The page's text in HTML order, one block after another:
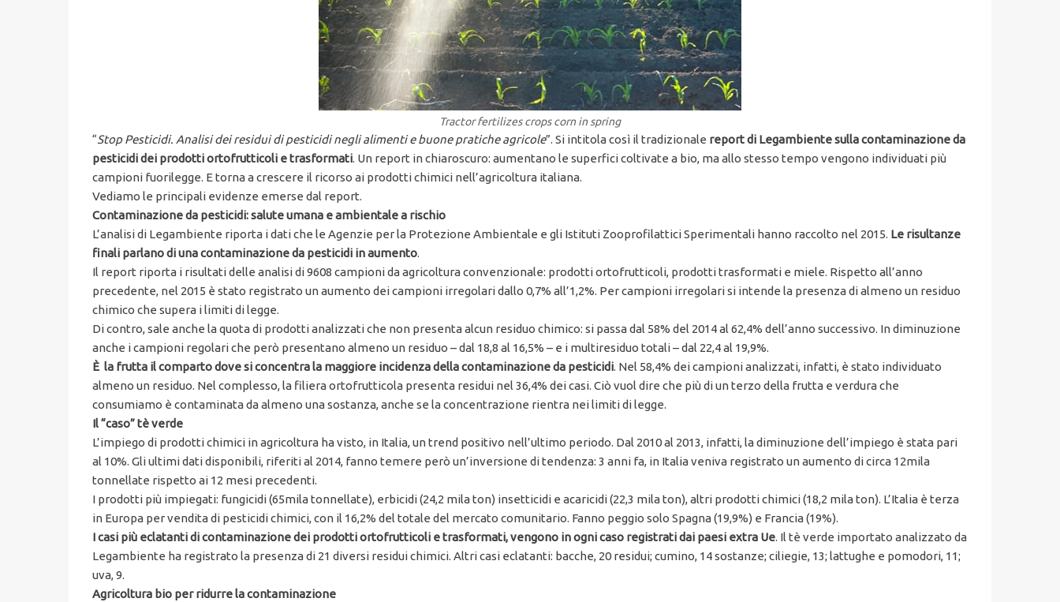
Tractor fertilizes crops corn in spring
“Stop Pesticidi. Analisi dei residui di pesticidi negli alimenti e buone pratiche agricole”. Si intitola così il tradizionale report di Legambiente sulla contaminazione da
pesticidi dei prodotti ortofrutticoli e trasformati. Un report in chiaroscuro: aumentano le superfici coltivate a bio, ma allo stesso tempo vengono individuati più
campioni fuorilegge. E torna a crescere il ricorso ai prodotti chimici nell’agricoltura italiana.
Vediamo le principali evidenze emerse dal report.
Contaminazione da pesticidi: salute umana e ambientale a rischio
L’analisi di Legambiente riporta i dati che le Agenzie per la Protezione Ambientale e gli Istituti Zooprofilattici Sperimentali hanno raccolto nel 2015. Le risultanze
finali parlano di una contaminazione da pesticidi in aumento.
Il report riporta i risultati delle analisi di 9608 campioni da agricoltura convenzionale: prodotti ortofrutticoli, prodotti trasformati e miele. Rispetto all’anno
precedente, nel 2015 è stato registrato un aumento dei campioni irregolari dallo 0,7% all’1,2%. Per campioni irregolari si intende la presenza di almeno un residuo
chimico che supera i limiti di legge.
Di contro, sale anche la quota di prodotti analizzati che non presenta alcun residuo chimico: si passa dal 58% del 2014 al 62,4% dell’anno successivo. In diminuzione
anche i campioni regolari che però presentano almeno un residuo – dal 18,8 al 16,5% – e i multiresiduo totali – dal 22,4 al 19,9%.
È la frutta il comparto dove si concentra la maggiore incidenza della contaminazione da pesticidi. Nel 58,4% dei campioni analizzati, infatti, è stato individuato
almeno un residuo. Nel complesso, la filiera ortofrutticola presenta residui nel 36,4% dei casi. Ciò vuol dire che più di un terzo della frutta e verdura che
consumiamo è contaminata da almeno una sostanza, anche se la concentrazione rientra nei limiti di legge.
Il “caso” tè verde
L’impiego di prodotti chimici in agricoltura ha visto, in Italia, un trend positivo nell’ultimo periodo. Dal 2010 al 2013, infatti, la diminuzione dell’impiego è stata pari
al 10%. Gli ultimi dati disponibili, riferiti al 2014, fanno temere però un’inversione di tendenza: 3 anni fa, in Italia veniva registrato un aumento di circa 12mila
tonnellate rispetto ai 12 mesi precedenti.
I prodotti più impiegati: fungicidi (65mila tonnellate), erbicidi (24,2 mila ton) insetticidi e acaricidi (22,3 mila ton), altri prodotti chimici (18,2 mila ton). L’Italia è terza
in Europa per vendita di pesticidi chimici, con il 16,2% del totale del mercato comunitario. Fanno peggio solo Spagna (19,9%) e Francia (19%).
I casi più eclatanti di contaminazione dei prodotti ortofrutticoli e trasformati, vengono in ogni caso registrati dai paesi extra Ue. Il tè verde importato analizzato da
Legambiente ha registrato la presenza di 21 diversi residui chimici. Altri casi eclatanti: bacche, 20 residui; cumino, 14 sostanze; ciliegie, 13; lattughe e pomodori, 11;
uva, 9.
Agricoltura bio per ridurre la contaminazione